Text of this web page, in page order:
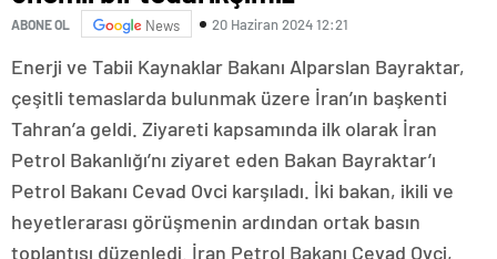
ABONE OL News 20 Haziran 2024 12:21
Enerji ve Tabii Kaynaklar Bakanı Alparslan Bayraktar,
çeşitli temaslarda bulunmak üzere İran’ın başkenti
Tahran’a geldi. Ziyareti kapsamında ilk olarak İran
Petrol Bakanlığı’nı ziyaret eden Bakan Bayraktar’ı
Petrol Bakanı Cevad Ovci karşıladı. İki bakan, ikili ve
heyetlerarası görüşmenin ardından ortak basın
toplantısı düzenledi. İran Petrol Bakanı Cevad Ovci,